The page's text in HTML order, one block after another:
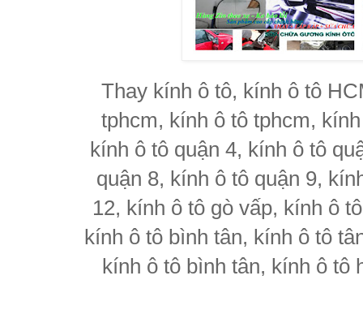
Thay kính ô tô, kính ô tô
tphcm, kính ô tô tphcm,
kính ô tô quận 4, kính ô tô
quận 8, kính ô tô quận 9,
12, kính ô tô gò vấp, kính ô
kính ô tô bình tân, kính ô tô
kính ô tô bình tân, kính ô tô